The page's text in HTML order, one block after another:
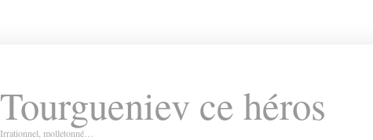
Tourgueniev ce héros
Irrationnel, molletonné…